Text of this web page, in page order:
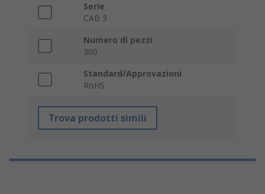
Serie
CAB 3
Numero di pezzi
300
Standard/Approvazioni
RoHS
Trova prodotti simili